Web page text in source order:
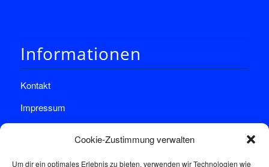
Cookie-Zustimmung verwalten
Um dir ein optimales Erlebnis zu bieten, verwenden wir Technologien wie
Informationen
Kontakt
Impressum